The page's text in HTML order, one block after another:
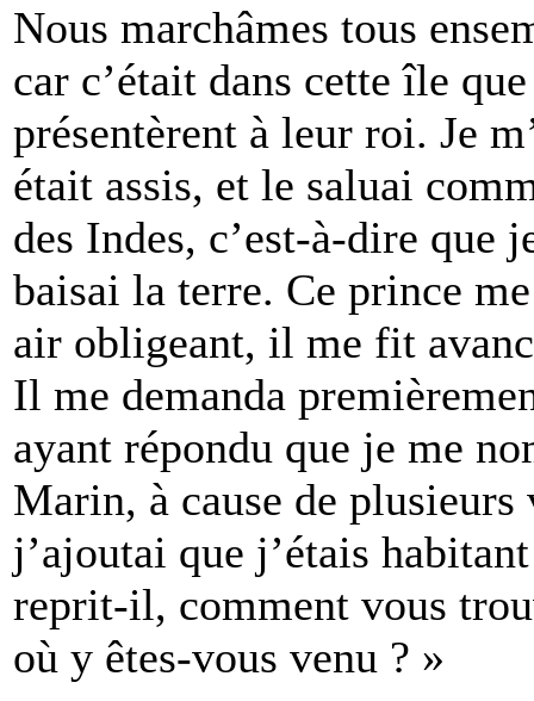
Nous marchâmes tous
car c’était dans cette île
présentèrent à leur roi. Je
était assis, et le saluai
des Indes, c’est-à-dire que
baisai la terre. Ce prince
air obligeant, il me fit
Il me demanda
ayant répondu que je me
Marin, à cause de
j’ajoutai que j’étais
reprit-il, comment vous
où y êtes-vous venu ? »